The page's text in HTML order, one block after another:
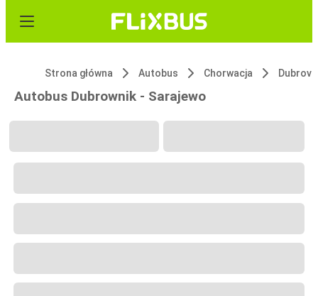
Strona główna Autobus Chorwacja
Autobus Dubrownik - Sarajewo